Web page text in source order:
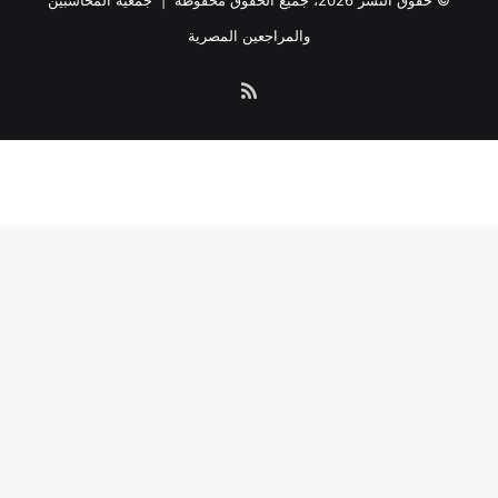
والمراجعين المصرية
ملخص
الموقع